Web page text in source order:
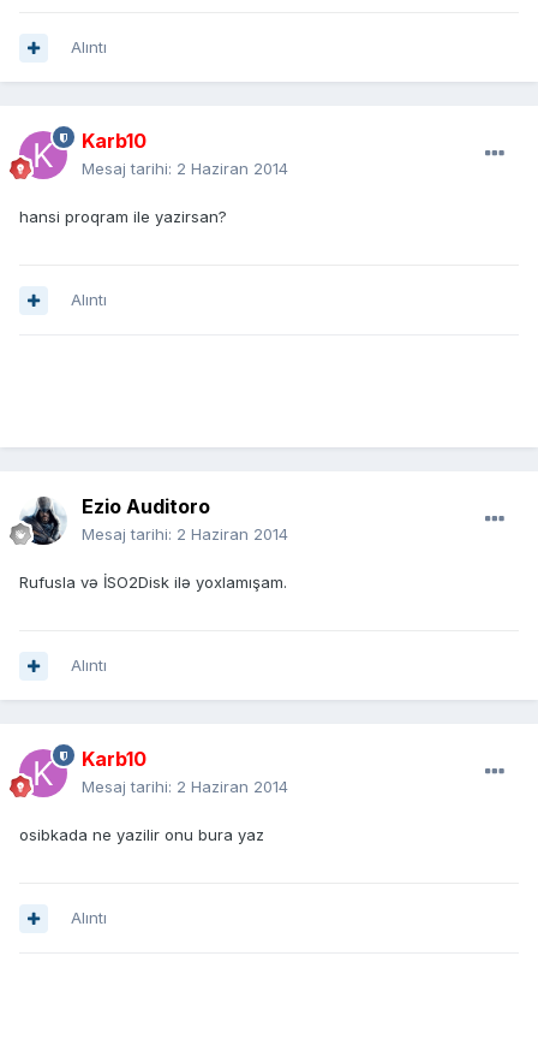
Alıntı
Karb10
Mesaj tarihi: 2 Haziran 2014
hansi proqram ile yazirsan?
Alıntı
Ezio Auditoro
Mesaj tarihi: 2 Haziran 2014
Rufusla və İSO2Disk ilə yoxlamışam.
Alıntı
Karb10
Mesaj tarihi: 2 Haziran 2014
osibkada ne yazilir onu bura yaz
Alıntı